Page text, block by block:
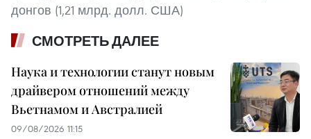
донгов (1,21 млрд. долл. США)
СМОТРЕТЬ ДАЛЕЕ
Наука и технологии станут новым
драйвером отношений между
Вьетнамом и Австралией
09/08/2026 11:15